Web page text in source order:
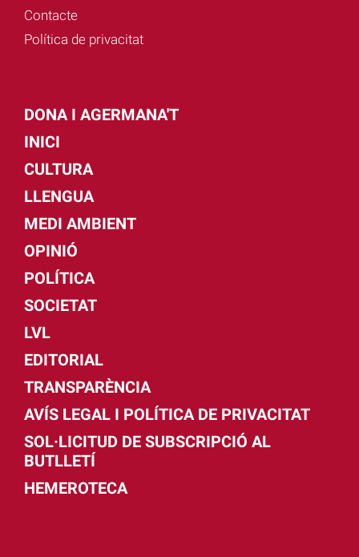
Contacte
Política de privacitat
DONA I AGERMANA'T
INICI
CULTURA
LLENGUA
MEDI AMBIENT
OPINIÓ
POLÍTICA
SOCIETAT
LVL
EDITORIAL
TRANSPARÈNCIA
AVÍS LEGAL I POLÍTICA DE PRIVACITAT
SOL·LICITUD DE SUBSCRIPCIÓ AL
BUTLLETÍ
HEMEROTECA